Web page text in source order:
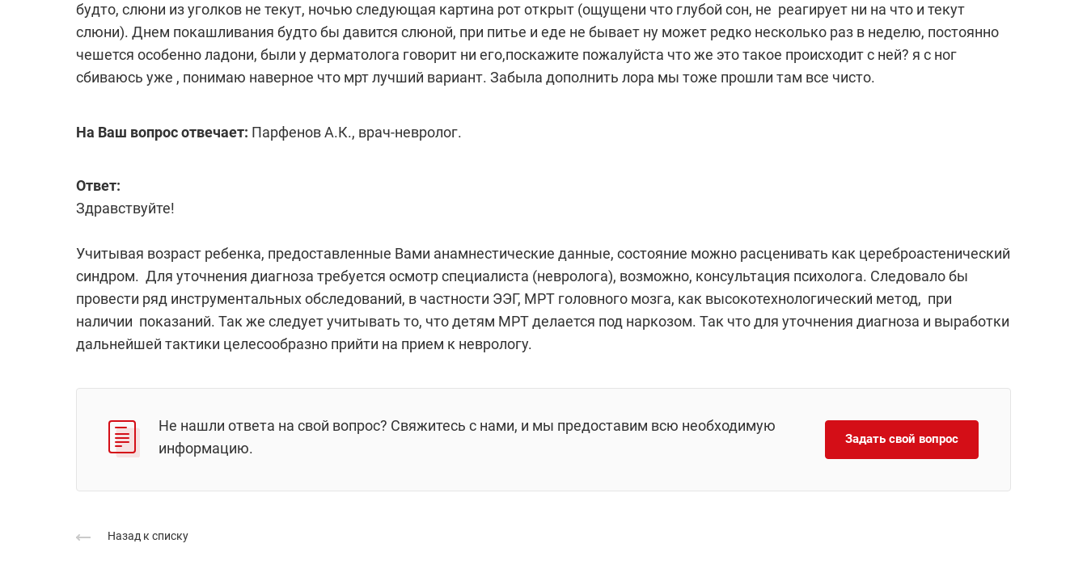
будто, слюни из уголков не текут, ночью следующая картина рот открыт (ощущени что глубой сон, не реагирует ни на что и текут
слюни). Днем покашливания будто бы давится слюной, при питье и еде не бывает ну может редко несколько раз в неделю, постоянно
чешется особенно ладони, были у дерматолога говорит ни его,поскажите пожалуйста что же это такое происходит с ней? я с ног
сбиваюсь уже , понимаю наверное что мрт лучший вариант. Забыла дополнить лора мы тоже прошли там все чисто.
На Ваш вопрос отвечает: Парфенов А.К., врач-невролог.
Ответ:
Здравствуйте!
Учитывая возраст ребенка, предоставленные Вами анамнестические данные, состояние можно расценивать как цереброастенический
синдром. Для уточнения диагноза требуется осмотр специалиста (невролога), возможно, консультация психолога. Следовало бы
провести ряд инструментальных обследований, в частности ЭЭГ, МРТ головного мозга, как высокотехнологический метод, при
наличии показаний. Так же следует учитывать то, что детям МРТ делается под наркозом. Так что для уточнения диагноза и выработки
дальнейшей тактики целесообразно прийти на прием к неврологу.
Не нашли ответа на свой вопрос? Свяжитесь с нами, и мы предоставим всю необходимую
информацию.
Задать свой вопрос
Назад к списку